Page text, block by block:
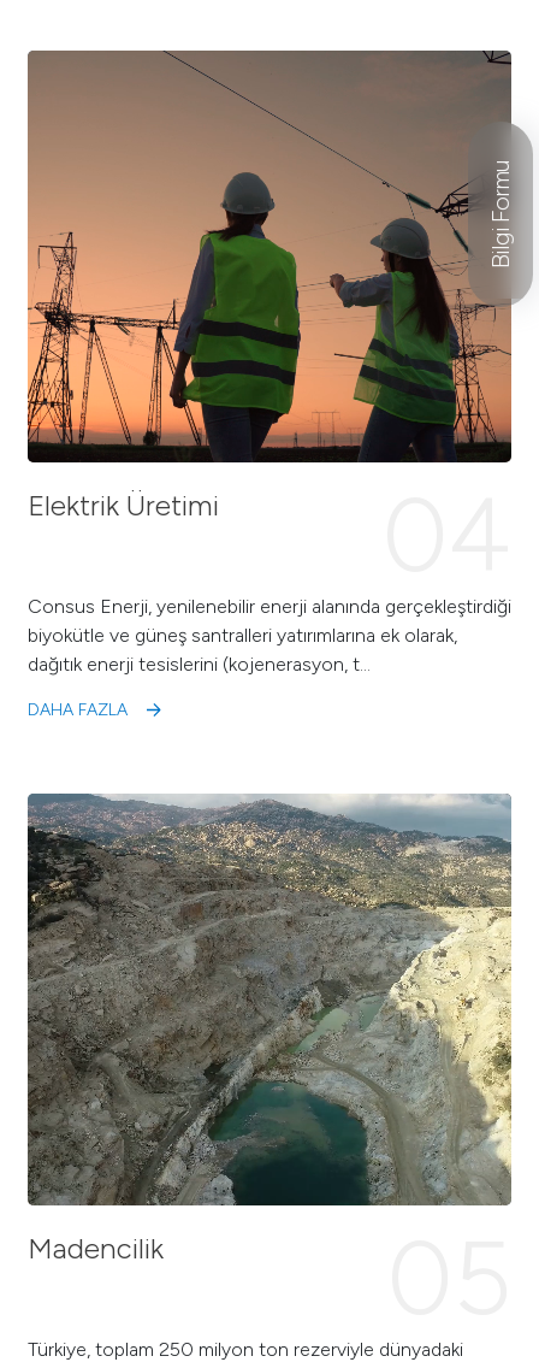
Elektrik Üretimi
Consus Enerji, yenilenebilir enerji alanında gerçekleştirdiği
biyokütle ve güneş santralleri yatırımlarına ek olarak,
dağıtık enerji tesislerini (kojenerasyon, t…
DAHA FAZLA
Madencilik
Türkiye, toplam 250 milyon ton rezerviyle dünyadaki
Bilgi Formu